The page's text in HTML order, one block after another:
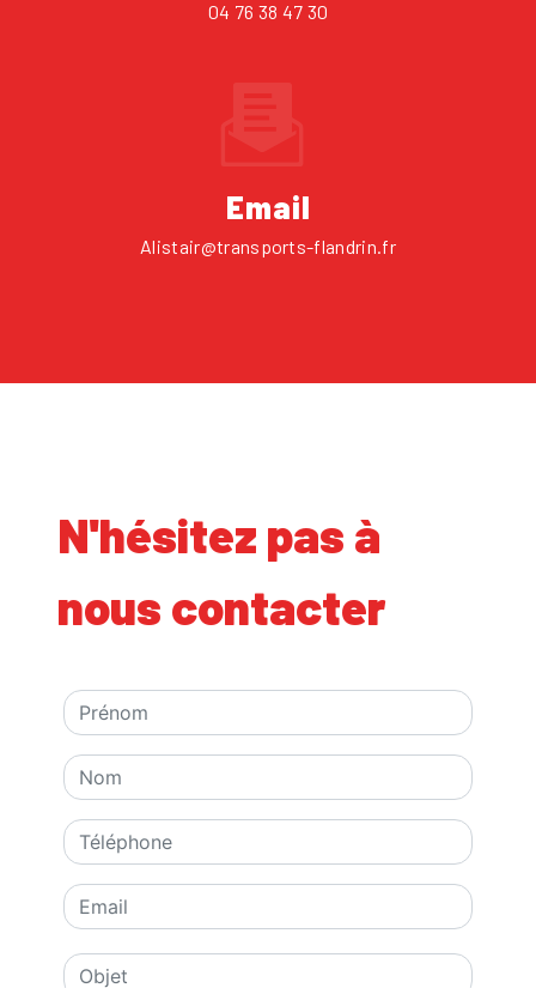
04 76 38 47 30
Email
alistair@transports-flandrin.fr
N'hésitez pas à
nous contacter